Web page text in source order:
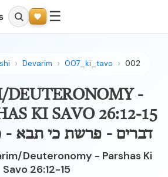
☰
Devarim 007_ki_tavo 002
DEUTERONOMY -
דברים - פרשת כי תבא -
Deuteronomy - Parshas Ki
Savo 26:12-15